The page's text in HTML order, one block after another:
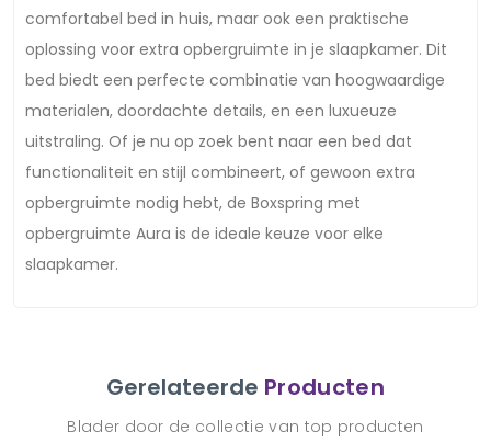
comfortabel bed in huis, maar ook een praktische
oplossing voor extra opbergruimte in je slaapkamer. Dit
bed biedt een perfecte combinatie van hoogwaardige
materialen, doordachte details, en een luxueuze
uitstraling. Of je nu op zoek bent naar een bed dat
functionaliteit en stijl combineert, of gewoon extra
opbergruimte nodig hebt, de Boxspring met
opbergruimte Aura is de ideale keuze voor elke
slaapkamer.
Gerelateerde Producten
Blader door de collectie van top producten